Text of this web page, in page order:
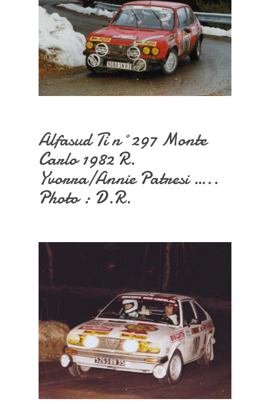
Alfasud Ti n°297 Monte
Carlo 1982 R.
Yvorra/Annie Patresi …..
Photo : D.R.